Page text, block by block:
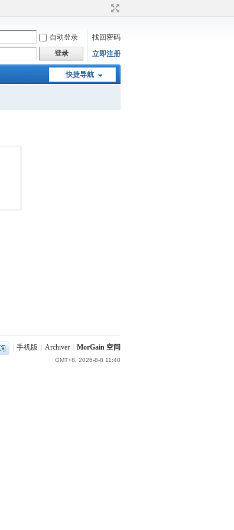
自动登录
找回密码
登录 立即注册
快捷导航
手机版 Archiver MorGain 空间
GMT+8, 2026-8-8 11:40